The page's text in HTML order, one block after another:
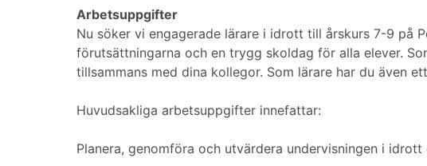
Arbetsuppgifter
Nu söker vi engagerade lärare i idrott till årskurs 7-9 på
förutsättningarna och en trygg skoldag för alla elever.
tillsammans med dina kollegor. Som lärare har du även
Huvudsakliga arbetsuppgifter innefattar:
Planera, genomföra och utvärdera undervisningen i idrott